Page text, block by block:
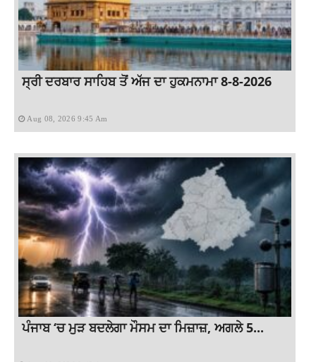
ਸ੍ਰੀ ਦਰਬਾਰ ਸਾਹਿਬ ਤੋਂ ਅੱਜ ਦਾ ਹੁਕਮਨਾਮਾ 8-8-2026
Aug 08, 2026 9:45 Am
ਪੰਜਾਬ ‘ਚ ਮੁੜ ਬਦਲੇਗਾ ਮੌਸਮ ਦਾ ਮਿਜ਼ਾਜ਼, ਅਗਲੇ 5...